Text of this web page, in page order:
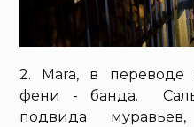
2. Mara, в переводе
фени - банда.
подвида